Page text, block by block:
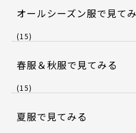
オールシーズン服で見て
(15)
春服＆秋服で見てみる
(15)
夏服で見てみる